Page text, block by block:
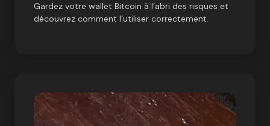
Gardez votre wallet Bitcoin à l’abri des risques et
découvrez comment l’utiliser correctement.